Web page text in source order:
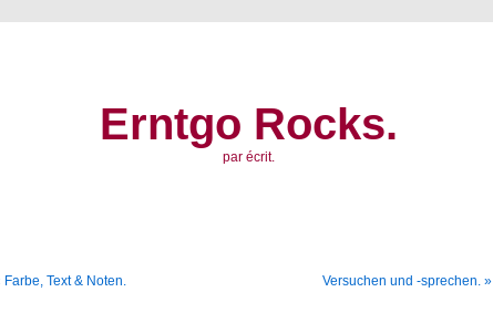
Erntgo Rocks.
par écrit.
Farbe, Text & Noten. Versuchen und -sprechen. »